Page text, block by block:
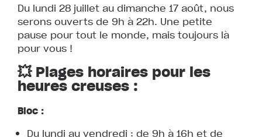
Du lundi 28 juillet au dimanche 17 août, nous
serons ouverts de 9h à 22h. Une petite
pause pour tout le monde, mais toujours là
pour vous !
💥 Plages horaires pour les
heures creuses :
Bloc :
Du lundi au vendredi : de 9h à 16h et de